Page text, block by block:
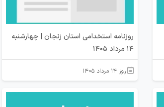
روزنامه استخدامی استان زنجان | چهارشنبه
14 مرداد 1405
روز ۱۴ مرداد ۱۴۰۵